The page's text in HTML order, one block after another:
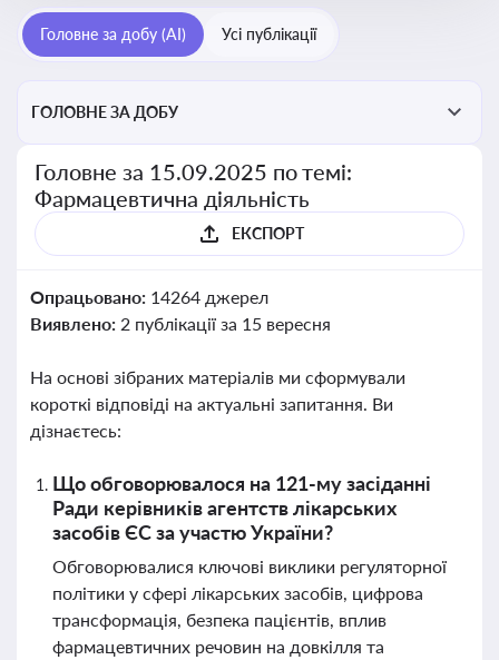
Головне за добу (AI) Усі публікації
ГОЛОВНЕ ЗА ДОБУ
Головне за 15.09.2025 по темі:
Фармацевтична діяльність
ЕКСПОРТ
Опрацьовано: 14264 джерел
Виявлено: 2 публікації за 15 вересня
На основі зібраних матеріалів ми сформували
короткі відповіді на актуальні запитання. Ви
дізнаєтесь:
Що обговорювалося на 121-му засіданні
Ради керівників агентств лікарських
засобів ЄС за участю України?
Обговорювалися ключові виклики регуляторної
політики у сфері лікарських засобів, цифрова
трансформація, безпека пацієнтів, вплив
фармацевтичних речовин на довкілля та